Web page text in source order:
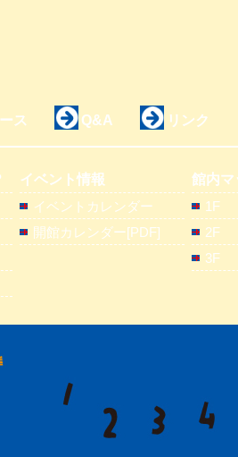
ス Q&A リンク
イベント情報
イベントカレンダー
開館カレンダー[PDF]
館内マ
1F
2F
3F